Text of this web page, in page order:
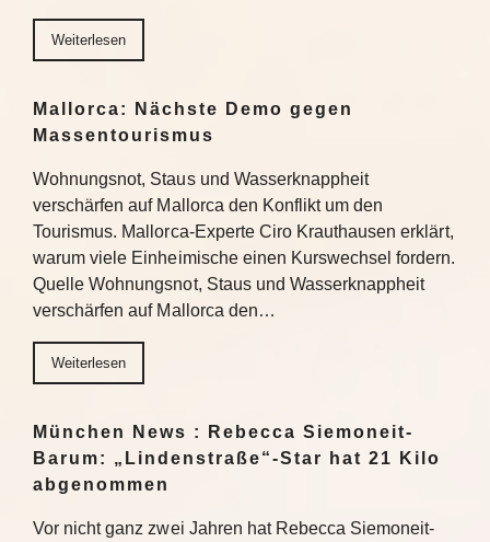
Weiterlesen
Mallorca: Nächste Demo gegen
Massentourismus
Wohnungsnot, Staus und Wasserknappheit
verschärfen auf Mallorca den Konflikt um den
Tourismus. Mallorca-Experte Ciro Krauthausen erklärt,
warum viele Einheimische einen Kurswechsel fordern.
Quelle Wohnungsnot, Staus und Wasserknappheit
verschärfen auf Mallorca den…
Weiterlesen
München News : Rebecca Siemoneit-
Barum: „Lindenstraße“-Star hat 21 Kilo
abgenommen
Vor nicht ganz zwei Jahren hat Rebecca Siemoneit-